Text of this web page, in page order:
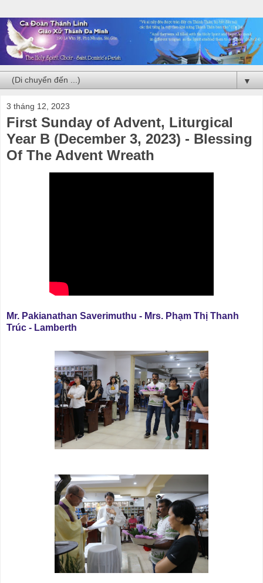
▼
3 tháng 12, 2023
First Sunday of Advent, Liturgical
Year B (December 3, 2023) - Blessing
Of The Advent Wreath
Mr. Pakianathan Saverimuthu - Mrs. Phạm Thị Thanh
Trúc - Lamberth